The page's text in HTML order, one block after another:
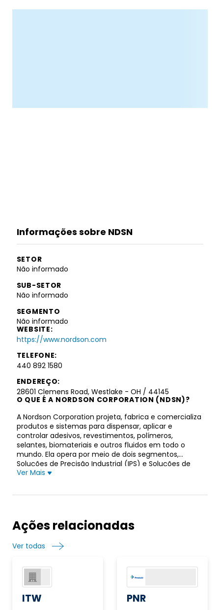
Informações sobre NDSN
SETOR
Não informado
SUB-SETOR
Não informado
SEGMENTO
Não informado
WEBSITE:
https://www.nordson.com
TELEFONE:
440 892 1580
ENDEREÇO:
28601 Clemens Road, Westlake - OH / 44145
O QUE É A NORDSON CORPORATION (NDSN)?
A Nordson Corporation projeta, fabrica e comercializa
produtos e sistemas para dispensar, aplicar e
controlar adesivos, revestimentos, polímeros,
selantes, biomateriais e outros fluidos em todo o
mundo. Ela opera por meio de dois segmentos,
Soluções de Precisão Industrial (IPS) e Soluções de
Tecnologia Avançada (ATS). O segmento IPS fornece
indústrias de produtos embalados; componentes e
sistemas usados no fluxo de fusão termoplástica; e
aplicações de conversão de papel e papelão e
montagem de produtos de plástico, metal e madeira.
Também oferece produtos e sistemas de dosagem
automatizada e manual para aplicação de materiais
adesivos e selantes; sistemas de distribuição e cura
para revestir e curar recipientes; sistemas para
Ver Mais
Ações relacionadas
Ver todas
ITW PNR